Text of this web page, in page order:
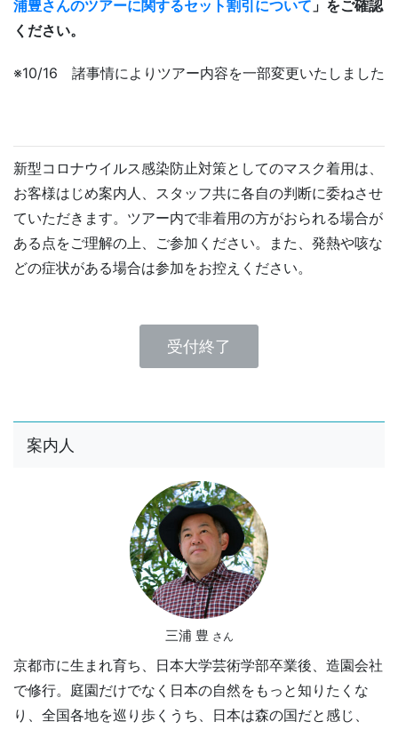
浦豊さんのツアーに関するセット割引について 」をご確認
ください。
※10/16 諸事情によりツアー内容を一部変更いたしました
新型コロナウイルス感染防止対策としてのマスク着用は、
お客様はじめ案内人、スタッフ共に各自の判断に委ねさせ
ていただきます。ツアー内で非着用の方がおられる場合が
ある点をご理解の上、ご参加ください。また、発熱や咳な
どの症状がある場合は参加をお控えください。
受付終了
案内人
三浦 豊 さん
京都市に生まれ育ち、日本大学芸術学部卒業後、造園会社
で修行。庭園だけでなく日本の自然をもっと知りたくな
り、全国各地を巡り歩くうち、日本は森の国だと感じ、